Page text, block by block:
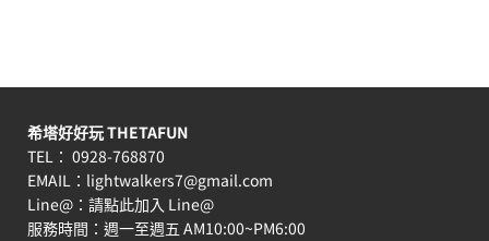
希塔好好玩 THETAFUN
TEL： 0928-768870
EMAIL： lightwalkers7@gmail.com
Line@： 請點此加入 Line@
服務時間：週一至週五 AM10:00~PM6:00